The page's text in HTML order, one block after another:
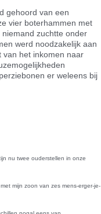
gehoord van een
vier boterhammen met
zuchtte onder
werd noodzakelijk aan
van het inkomen naar
er weleens bij
nu twee ouderstellen in onze
mijn zoon van zes mens-erger-je-